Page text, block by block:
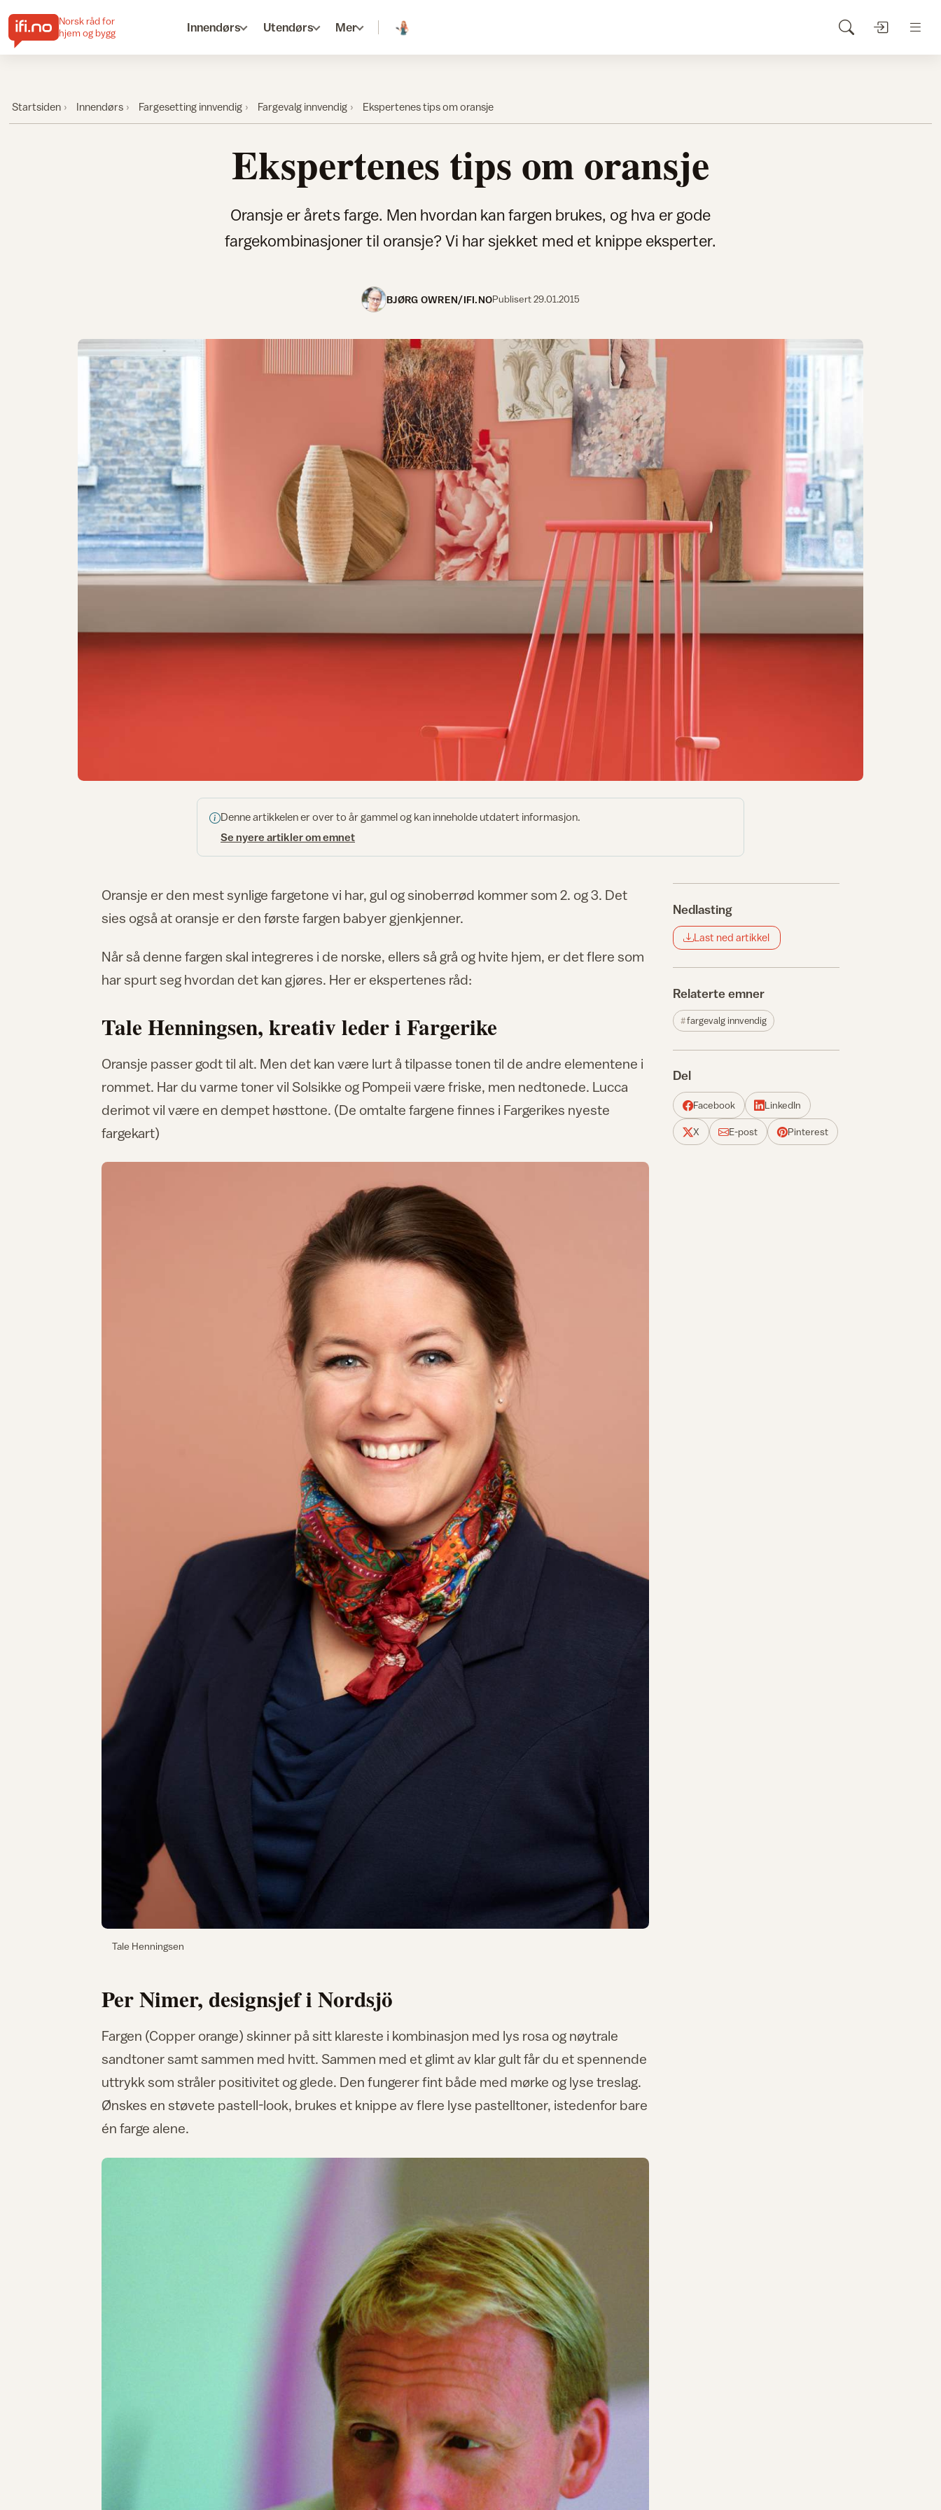
Norsk råd for
hjem og bygg
Innendørs Utendørs Mer
Startsiden Innendørs Fargesetting innvendig Fargevalg innvendig Ekspertenes tips om oransje
Ekspertenes tips om oransje
Oransje er årets farge. Men hvordan kan fargen brukes, og hva er gode
fargekombinasjoner til oransje? Vi har sjekket med et knippe eksperter.
BJØRG OWREN/IFI.NOPublisert29.01.2015
Denne artikkelen er over to år gammel og kan inneholde utdatert informasjon.
Se nyere artikler om emnet
Oransje er den mest synlige fargetone vi har, gul og sinoberrød kommer som 2. og 3. Det
sies også at oransje er den første fargen babyer gjenkjenner.
Når så denne fargen skal integreres i de norske, ellers så grå og hvite hjem, er det flere som
har spurt seg hvordan det kan gjøres. Her er ekspertenes råd:
Tale Henningsen, kreativ leder i Fargerike
Oransje passer godt til alt. Men det kan være lurt å tilpasse tonen til de andre elementene i
rommet. Har du varme toner vil Solsikke og Pompeii være friske, men nedtonede. Lucca
derimot vil være en dempet høsttone. (De omtalte fargene finnes i Fargerikes nyeste
fargekart)
Tale Henningsen
Per Nimer, designsjef i Nordsjö
Fargen (Copper orange) skinner på sitt klareste i kombinasjon med lys rosa og nøytrale
sandtoner samt sammen med hvitt. Sammen med et glimt av klar gult får du et spennende
uttrykk som stråler positivitet og glede. Den fungerer fint både med mørke og lyse treslag.
Ønskes en støvete pastell-look, brukes et knippe av flere lyse pastelltoner, istedenfor bare
én farge alene.
Nedlasting
Last ned artikkel
Relaterte emner
fargevalg innvendig
Del
Facebook LinkedIn
X E-post Pinterest